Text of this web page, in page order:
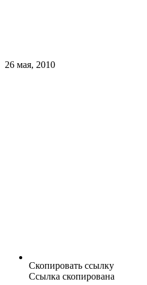
26 мая, 2010
Скопировать ссылку
Ссылка скопирована